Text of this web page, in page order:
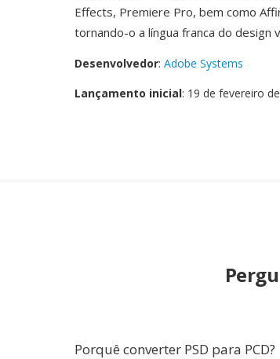
Effects, Premiere Pro, bem como
tornando-o a língua franca do design
Desenvolvedor: Adobe Systems
Lançamento inicial: 19 de fevereiro
Porquê converter PSD para PCD?